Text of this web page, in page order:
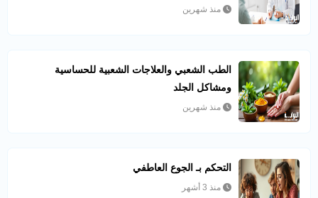
منذ شهرين
الطب الشعبي والعلاجات الشعبية للحساسية
ومشاكل الجلد
منذ شهرين
التحكم بـ الجوع العاطفي
منذ 3 أشهر